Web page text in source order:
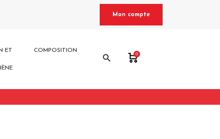
Mon compte
ET COMPOSITION
search 0